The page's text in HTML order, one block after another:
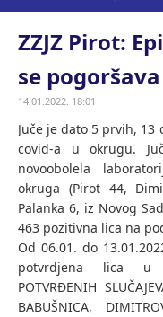
SPORT ZANIMLJIVOSTI
ZZJZ Pirot:
se
14.01.2022. 18:01
Juče je dato 5 prvih,
covid-a u okrugu.
novoobolela
okruga (Pirot 44,
Palanka 6, iz Novog
463 pozitivna lica na
Od 06.01. do
potvrdjena lica u
POTVRĐENIH
BABUŠNICA,